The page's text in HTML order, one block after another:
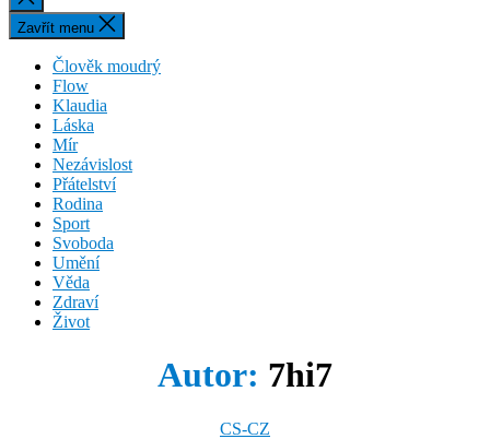
vyhledávání
Zavřít menu
Člověk moudrý
Flow
Klaudia
Láska
Mír
Nezávislost
Přátelství
Rodina
Sport
Svoboda
Umění
Věda
Zdraví
Život
Autor: 7hi7
Rubriky
CS-CZ